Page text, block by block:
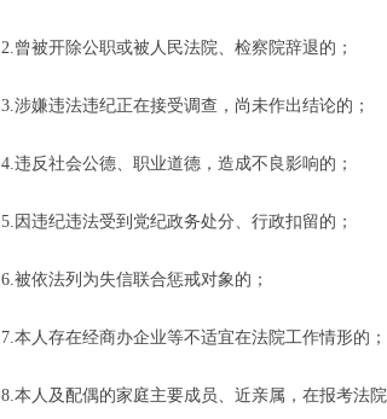
2.曾被开除公职或被人民法院、检察院辞退的；
3.涉嫌违法违纪正在接受调查，尚未作出结论的；
4.违反社会公德、职业道德，造成不良影响的；
5.因违纪违法受到党纪政务处分、行政扣留的；
6.被依法列为失信联合惩戒对象的；
7.本人存在经商办企业等不适宜在法院工作情形的；
8.本人及配偶的家庭主要成员、近亲属，在报考法